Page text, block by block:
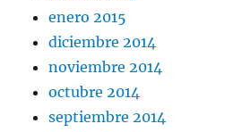
enero 2015
diciembre 2014
noviembre 2014
octubre 2014
septiembre 2014